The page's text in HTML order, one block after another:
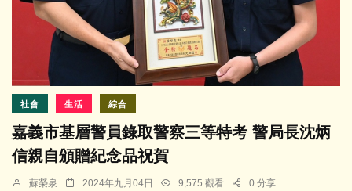
社會 生活 綜合
嘉義市基層警員錄取警察三等特考 警局長沈炳
信親自頒贈紀念品祝賀
蘇榮泉 2024年九月04日 9,575 觀看 0 分享